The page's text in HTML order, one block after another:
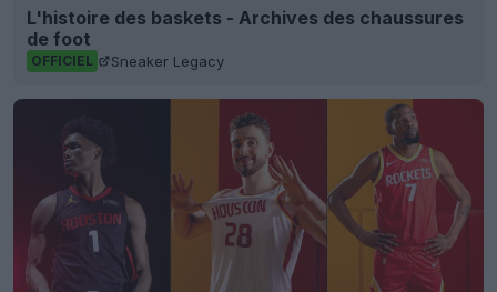
L'histoire des baskets - Archives des chaussures
de foot
OFFICIEL Sneaker Legacy